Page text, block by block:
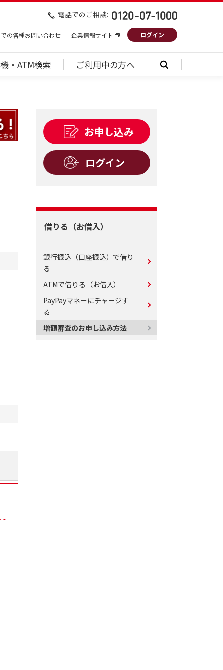
電話でのご相談:
の各種お問い合わせ 企業情報サイト ログイン
・ATM検索 ご利用中の方へ
お申し込み
ログイン
借りる（お借入）
銀行振込（口座振込）で借り
る
ATMで借りる（お借入）
PayPayマネーにチャージす
る
増額審査のお申し込み方法